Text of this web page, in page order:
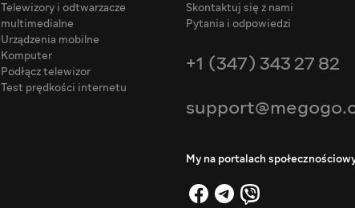
Telewizory i odtwarzacze
multimedialne
Urządzenia mobilne
Komputer
Podłącz telewizor
Test prędkości internetu
Skontaktuj się z nami
Pytania i odpowiedzi
+1 (347) 343 27 82
My na portalach